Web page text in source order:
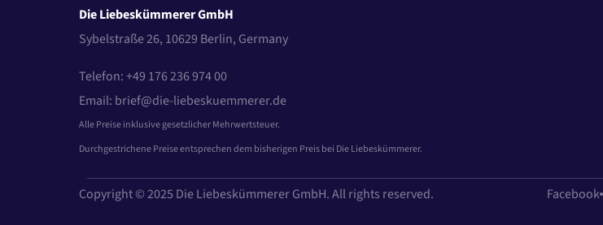
Die Liebeskümmerer GmbH
Sybelstraße 26, 10629 Berlin, Germany
Telefon: +49 176 236 974 00
Email: brief@die-liebeskuemmerer.de
Alle Preise inklusive gesetzlicher Mehrwertsteuer.
Durchgestrichene Preise entsprechen dem bisherigen Preis bei Die Liebeskümmerer.
Copyright © 2025 Die Liebeskümmerer GmbH. All rights reserved. Facebook